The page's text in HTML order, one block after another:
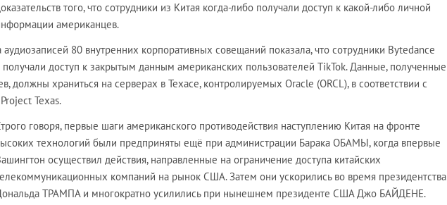
того, что сотрудники из Китая когда-либо получали доступ к какой-либо личной
американцев.
аудиозаписей 80 внутренних корпоративных совещаний показала, что сотрудники Bytedance
получали доступ к закрытым данным американских пользователей TikTok. Данные, полученные
должны храниться на серверах в Техасе, контролируемых Oracle (ORCL), в соответствии с
Texas.
говоря, первые шаги американского противодействия наступлению Китая на фронте
технологий были предприняты ещё при администрации Барака ОБАМЫ, когда впервые
осуществил действия, направленные на ограничение доступа китайских
компаний на рынок США. Затем они ускорились во время президентства
ТРАМПА и многократно усилились при нынешнем президенте США Джо БАЙДЕНЕ.